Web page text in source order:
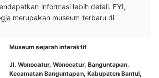
informasi lebih detail. FYI,
merupakan museum terbaru di
Museum sejarah interaktif
Jl. Wonocatur, Wonocatur, Banguntapan,
Kecamatan Banguntapan, Kabupaten Bantul,